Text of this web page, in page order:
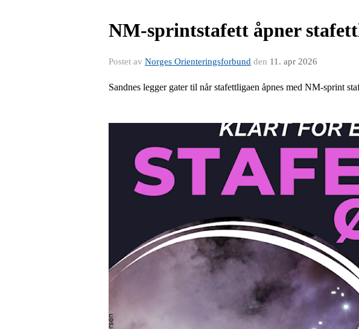
NM-sprintstafett åpner
Postet av Norges Orienteringsforbund den 11. apr 2026
Sandnes legger gater til når stafettligaen åpnes med NM-sprint